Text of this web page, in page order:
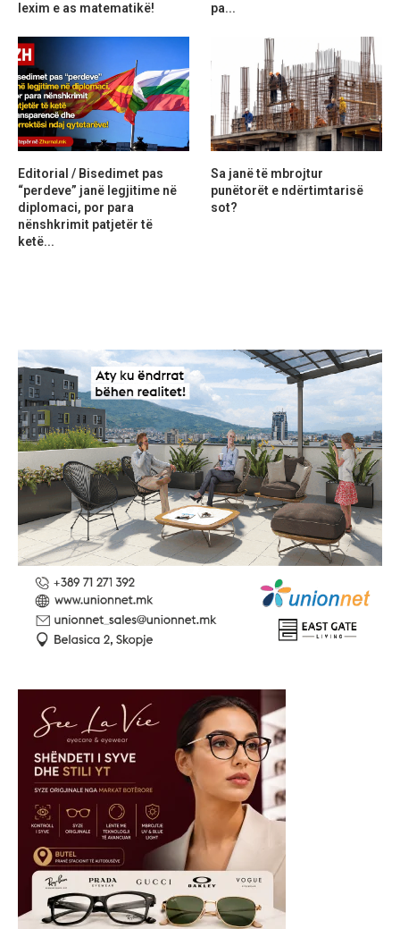
lexim e as matematikë!
pa...
Editorial / Bisedimet pas
“perdeve” janë legjitime në
diplomaci, por para
nënshkrimit patjetër të
ketë...
Sa janë të mbrojtur
punëtorët e ndërtimtarisë
sot?